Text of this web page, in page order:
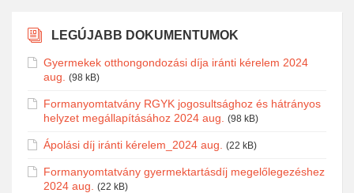
LEGÚJABB DOKUMENTUMOK
Gyermekek otthongondozási díja iránti kérelem 2024
aug.
(98 kB)
Formanyomtatvány RGYK jogosultsághoz és hátrányos
helyzet megállapításához 2024 aug.
(98 kB)
Ápolási díj iránti kérelem_2024 aug. (22 kB)
Formanyomtatvány gyermektartásdíj megelőlegezéshez
2024 aug.
(22 kB)